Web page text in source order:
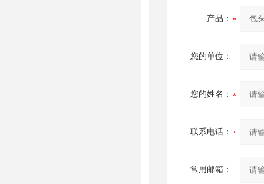
产品：
您的单位：
您的姓名：
联系电话：
常用邮箱：